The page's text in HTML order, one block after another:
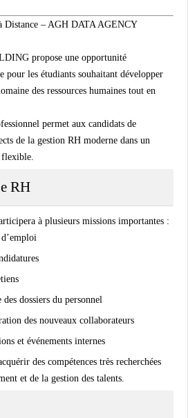
Distance – AGH DATA AGENCY
propose une opportunité
pour les étudiants souhaitant développer
des ressources humaines tout en
permet aux candidats de
de la gestion RH moderne dans un
RH
à plusieurs missions importantes :
dossiers du personnel
des nouveaux collaborateurs
et événements internes
des compétences très recherchées
et de la gestion des talents.